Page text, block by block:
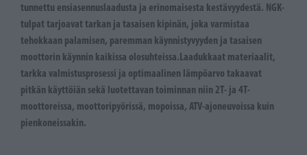
tunnettu ensiasennuslaadusta ja erinomaisesta kestävyydestä. NGK-
tulpat tarjoavat tarkan ja tasaisen kipinän, joka varmistaa
tehokkaan palamisen, paremman käynnistyvyyden ja tasaisen
moottorin käynnin kaikissa olosuhteissa.Laadukkaat materiaalit,
tarkka valmistusprosessi ja optimaalinen lämpöarvo takaavat
pitkän käyttöiän sekä luotettavan toiminnan niin 2T- ja 4T-
moottoreissa, moottoripyörissä, mopoissa, ATV-ajoneuvoissa kuin
pienkoneissakin.